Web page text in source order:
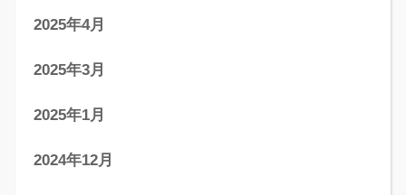
2025年4月
2025年3月
2025年1月
2024年12月